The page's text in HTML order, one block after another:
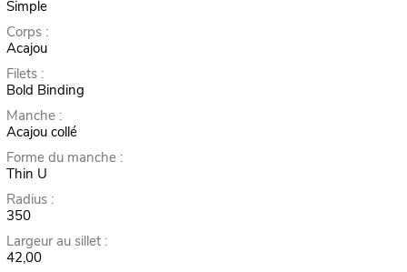
Simple
Corps :
Acajou
Filets :
Bold Binding
Manche :
Acajou collé
Forme du manche :
Thin U
Radius :
350
Largeur au sillet :
42,00